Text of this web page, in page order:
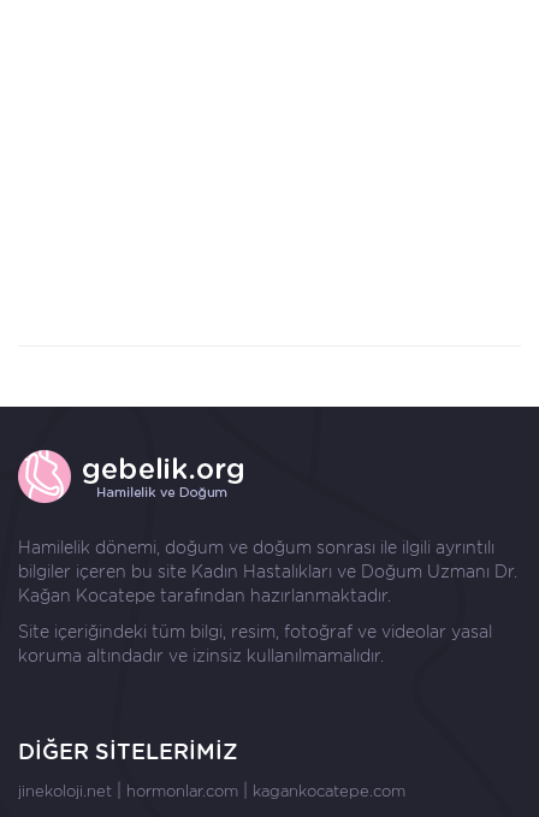
Hamilelik dönemi, doğum ve doğum sonrası ile ilgili ayrıntılı
bilgiler içeren bu site Kadın Hastalıkları ve Doğum Uzmanı Dr.
Kağan Kocatepe tarafından hazırlanmaktadır.
Site içeriğindeki tüm bilgi, resim, fotoğraf ve videolar yasal
koruma altındadır ve izinsiz kullanılmamalıdır.
DİĞER SİTELERİMİZ
jinekoloji.net hormonlar.com kagankocatepe.com